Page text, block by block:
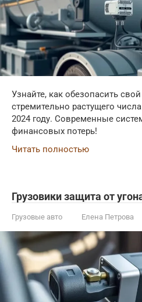
Узнайте, как обезопасить
стремительно растущего
2024 году. Современные
финансовых потерь!
Читать полностью
Грузовики защита от
Грузовые авто Елена Петрова